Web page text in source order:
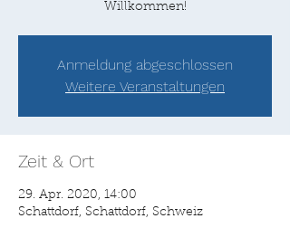
Willkommen!
Anmeldung abgeschlossen
Weitere Veranstaltungen
Zeit & Ort
29. Apr. 2020, 14:00
Schattdorf, Schattdorf, Schweiz